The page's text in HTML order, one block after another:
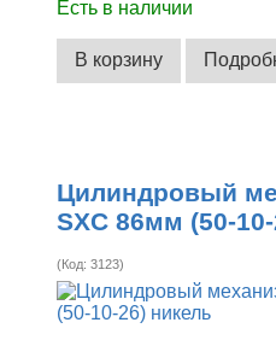
Есть в наличии
В корзину
Цилиндровый
SXC 86мм (50-
(Код:3123)